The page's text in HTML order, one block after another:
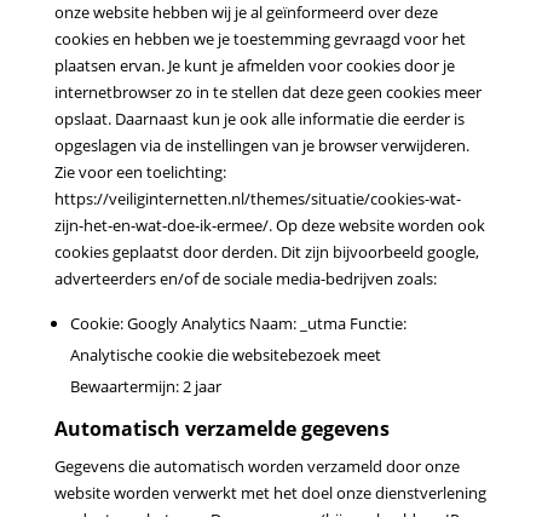
onze website hebben wij je al geïnformeerd over deze
cookies en hebben we je toestemming gevraagd voor het
plaatsen ervan. Je kunt je afmelden voor cookies door je
internetbrowser zo in te stellen dat deze geen cookies meer
opslaat. Daarnaast kun je ook alle informatie die eerder is
opgeslagen via de instellingen van je browser verwijderen.
Zie voor een toelichting:
https://veiliginternetten.nl/themes/situatie/cookies-wat-
zijn-het-en-wat-doe-ik-ermee/. Op deze website worden ook
cookies geplaatst door derden. Dit zijn bijvoorbeeld google,
adverteerders en/of de sociale media-bedrijven zoals:
Cookie: Googly Analytics Naam: _utma Functie:
Analytische cookie die websitebezoek meet
Bewaartermijn: 2 jaar
Automatisch verzamelde gegevens
Gegevens die automatisch worden verzameld door onze
website worden verwerkt met het doel onzedienstverlening